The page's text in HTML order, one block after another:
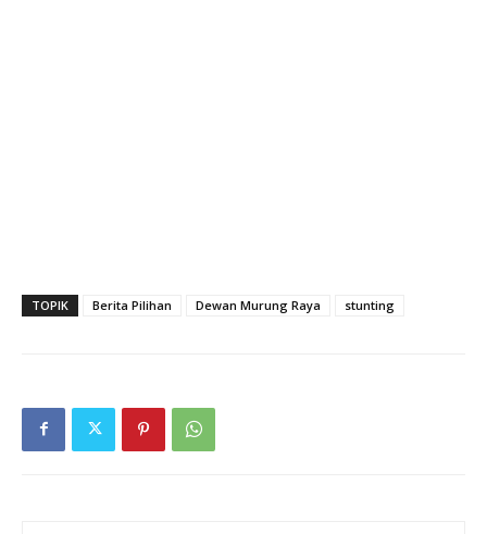
TOPIK Berita Pilihan Dewan Murung Raya stunting